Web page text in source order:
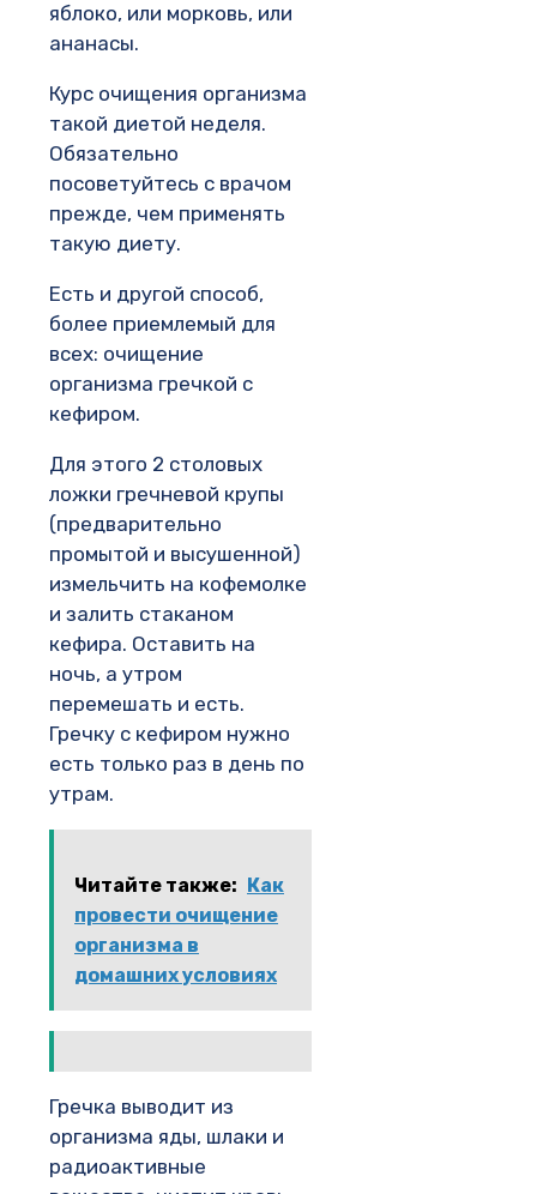
яблоко, или морковь, или
ананасы.
Курс очищения организма
такой диетой неделя.
Обязательно
посоветуйтесь с врачом
прежде, чем применять
такую диету.
Есть и другой способ,
более приемлемый для
всех: очищение
организма гречкой с
кефиром.
Для этого 2 столовых
ложки гречневой крупы
(предварительно
промытой и высушенной)
измельчить на кофемолке
и залить стаканом
кефира. Оставить на
ночь, а утром
перемешать и есть.
Гречку с кефиром нужно
есть только раз в день по
утрам.
Читайте также:
Как
провести очищение
организма в
домашних условиях
Гречка выводит из
организма яды, шлаки и
радиоактивные